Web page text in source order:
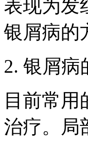
表现为发
银屑病的
2. 银屑病
目前常
治疗。局